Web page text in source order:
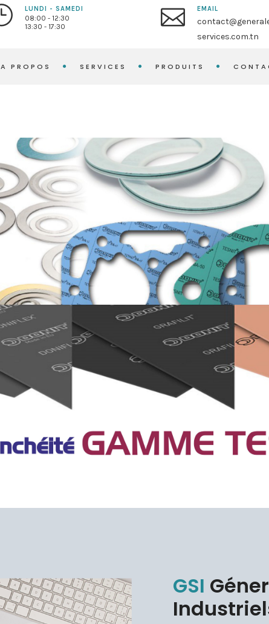
LUNDI - SAMEDI
08:00 - 12:30
13:30 - 17:30
EMAIL
services.com.tn
A PROPOS SERVICES PRODUITS
GSI